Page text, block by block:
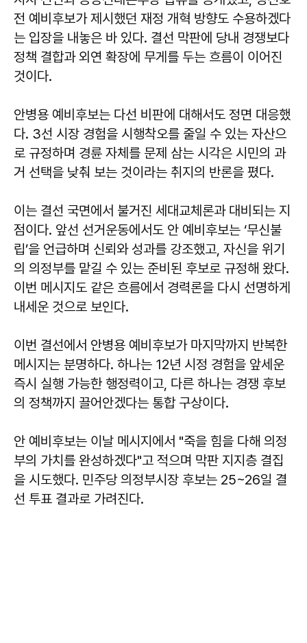
전 예비후보가 제시했던 재정 개혁 방향도 수용하겠다
는 입장을 내놓은 바 있다. 결선 막판에 당내 경쟁보다
정책 결합과 외연 확장에 무게를 두는 흐름이 이어진
것이다.
안병용 예비후보는 다선 비판에 대해서도 정면 대응했
다. 3선 시장 경험을 시행착오를 줄일 수 있는 자산으
로 규정하며 경륜 자체를 문제 삼는 시각은 시민의 과
거 선택을 낮춰 보는 것이라는 취지의 반론을 폈다.
이는 결선 국면에서 불거진 세대교체론과 대비되는 지
점이다. 앞선 선거운동에서도 안 예비후보는 ‘무신불
립’을 언급하며 신뢰와 성과를 강조했고, 자신을 위기
의 의정부를 맡길 수 있는 준비된 후보로 규정해 왔다.
이번 메시지도 같은 흐름에서 경력론을 다시 선명하게
내세운 것으로 보인다.
이번 결선에서 안병용 예비후보가 마지막까지 반복한
메시지는 분명하다. 하나는 12년 시정 경험을 앞세운
즉시 실행 가능한 행정력이고, 다른 하나는 경쟁 후보
의 정책까지 끌어안겠다는 통합 구상이다.
안 예비후보는 이날 메시지에서 "죽을 힘을 다해 의정
부의 가치를 완성하겠다"고 적으며 막판 지지층 결집
을 시도했다. 민주당 의정부시장 후보는 25~26일 결
선 투표 결과로 가려진다.